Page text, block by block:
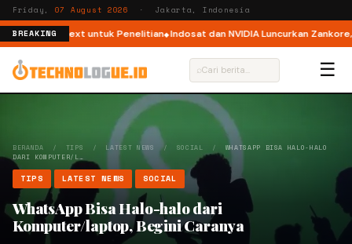
Friday, 07 August 2026 · Jakarta, Indonesia
BREAKING
WeatherNext untuk Penelitian Indosat dan NVIDIA Luncurkan Zankore,
⌕ ☰
BERANDA / TIPS / LATEST NEWS / SOCIAL / WHATSAPP BISA HALO-HALO
DARI KOMPUTER/L…
TIPS LATEST NEWS SOCIAL
WhatsApp Bisa Halo-halo dari
Komputer/laptop, Begini Caranya